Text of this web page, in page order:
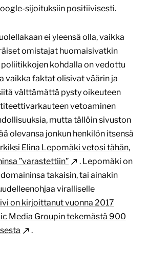
sijoituksiin positiivisesti.
ei yleensä olla, vaikka
omistajat huomaisivatkin
poliitikkojen kohdalla on vedottu
vaikka faktat olisivat väärin ja
välttämättä pysty oikeuteen
vetoaminen
mutta tällöin sivuston
olevansa jonkun henkilön itsensä
Elina Lepomäki vetosi tähän,
”varastettiin”
. Lepomäki on
takaisin, tai ainakin
viralliselle
on kirjoittanut vuonna 2017
Media Groupin tekemästä 900
.